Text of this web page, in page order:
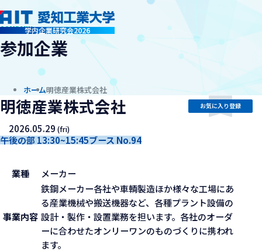
学内企業研究会2026
company
参加企業
ホーム明徳産業株式会社
明徳産業株式会社
2026.05.29(fri)
午後の部 13:30~15:45ブース No.94
お気に入り登録
業種 メーカー
事業内容
鉄鋼メーカー各社や車輌製造ほか様々な工場にあ
る産業機械や搬送機器など、各種プラント設備の
設計・製作・設置業務を担います。各社のオーダ
ーに合わせたオンリーワンのものづくりに携われ
ます。